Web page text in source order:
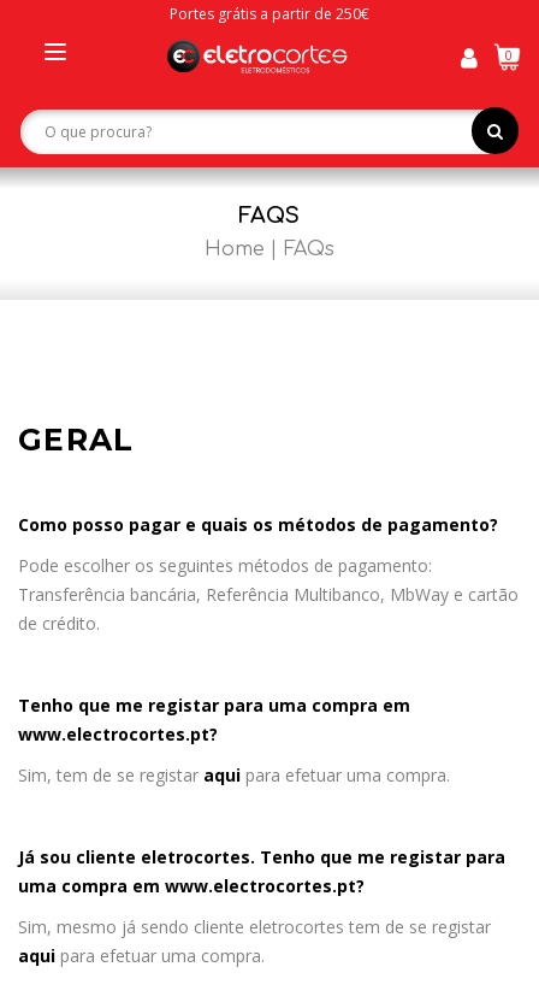
Portes grátis a partir de 250€
navigation
0
FAQS
Home FAQs
GERAL
Como posso pagar e quais os métodos de pagamento?
Pode escolher os seguintes métodos de pagamento:
Transferência bancária, Referência Multibanco, MbWay e cartão
de crédito.
Tenho que me registar para uma compra em
www.electrocortes.pt?
Sim, tem de se registar aqui para efetuar uma compra.
Já sou cliente eletrocortes. Tenho que me registar para
uma compra em www.electrocortes.pt?
Sim, mesmo já sendo cliente eletrocortes tem de se registar
aqui para efetuar uma compra.